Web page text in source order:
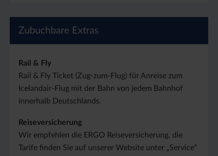
Zubuchbare Extras
Rail & Fly
Rail & Fly Ticket (Zug-zum-Flug) für Anreise zum
Icelandair-Flug mit der Bahn von jedem Bahnhof
innerhalb Deutschlands.
Reiseversicherung
Wir empfehlen die ERGO Reiseversicherung, die
Tarife finden Sie auf unserer Website unter „Service“